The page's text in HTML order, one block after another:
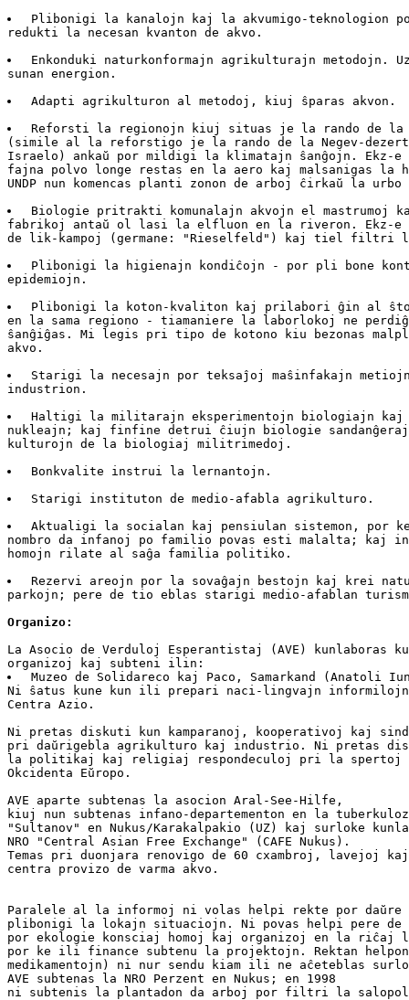
Plibonigi la kanalojn kaj la akvumigo-teknologion
redukti la necesan kvanton de akvo.
Enkonduki naturkonformajn agrikulturajn metodojn.
sunan energion.
Adapti agrikulturon al metodoj, kiuj ŝparas akvon.
Reforsti la regionojn kiuj situas je la rando de la
(simile al la reforstigo je la rando de la Negev-
Israelo) ankaŭ por mildigi la klimatajn ŝanĝojn. Ekz-e
fajna polvo longe restas en la aero kaj malsanigas la
UNDP nun komencas planti zonon de arboj ĉirkaŭ la urbo
Biologie pritrakti komunalajn akvojn el mastrumoj
fabrikoj antaŭ ol lasi la elfluon en la riveron. Ekz-e
de lik-kampoj (germane: "Rieselfeld") kaj tiel filtri
Plibonigi la higienajn kondiĉojn - por pli bone
epidemiojn.
Plibonigi la koton-kvaliton kaj prilabori ĝin al
en la sama regiono - tiamaniere la laborlokoj ne
ŝanĝiĝas. Mi legis pri tipo de kotono kiu bezonas
akvo.
Starigi la necesajn por teksaĵoj maŝinfakajn
industrion.
Haltigi la militarajn eksperimentojn biologiajn kaj
nukleajn; kaj finfine detrui ĉiujn biologie
kulturojn de la biologiaj militrimedoj.
Bonkvalite instrui la lernantojn.
Starigi instituton de medio-afabla agrikulturo.
Aktualigi la socialan kaj pensiulan sistemon, por
nombro da infanoj po familio povas esti malalta; kaj
homojn rilate al saĝa familia politiko.
Rezervi areojn por la sovaĝajn bestojn kaj krei
parkojn; pere de tio eblas starigi medio-afablan
Organizo:
La Asocio de Verduloj Esperantistaj (AVE) kunlaboras
Muzeo de Solidareco kaj Paco, Samarkand (Anatoli
Ni ŝatus kune kun ili prepari naci-lingvajn
Centra Azio.
Ni pretas diskuti kun kamparanoj, kooperativoj kaj
pri daŭrigebla agrikulturo kaj industrio. Ni pretas
la politikaj kaj religiaj respondeculoj pri la spertoj
Okcidenta Eŭropo.
AVE aparte subtenas la asocion Aral-See-Hilfe,
kiuj nun subtenas infano-departementon en la
"Sultanov" en Nukus/Karakalpakio (UZ) kaj surloke
NRO "Central Asian Free Exchange" (CAFE Nukus).
Temas pri duonjara renovigo de 60 cxambroj, lavejoj
centra provizo de varma akvo.
Paralele al la informoj ni volas helpi rekte por daŭre
plibonigi la lokajn situaciojn. Ni povas helpi pere de
por ekologie konsciaj homoj kaj organizoj en la riĉaj
por ke ili finance subtenu la projektojn. Rektan
medikamentojn) ni nur sendu kiam ili ne aĉeteblas
AVE subtenas la NRO Perzent en Nukus; en 1998
ni subtenis la plantadon da arboj por filtri la